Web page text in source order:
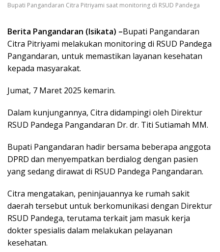
Bupati Pangandaran Citra Pitriyami saat monitoring di RSUD Pandega
Berita Pangandaran (Isikata) –Bupati Pangandaran
Citra Pitriyami melakukan monitoring di RSUD Pandega
Pangandaran, untuk memastikan layanan kesehatan
kepada masyarakat.
Jumat, 7 Maret 2025 kemarin.
Dalam kunjungannya, Citra didampingi oleh Direktur
RSUD Pandega Pangandaran Dr. dr. Titi Sutiamah MM.
Bupati Pangandaran hadir bersama beberapa anggota
DPRD dan menyempatkan berdialog dengan pasien
yang sedang dirawat di RSUD Pandega Pangandaran.
Citra mengatakan, peninjauannya ke rumah sakit
daerah tersebut untuk berkomunikasi dengan Direktur
RSUD Pandega, terutama terkait jam masuk kerja
dokter spesialis dalam melakukan pelayanan
kesehatan.